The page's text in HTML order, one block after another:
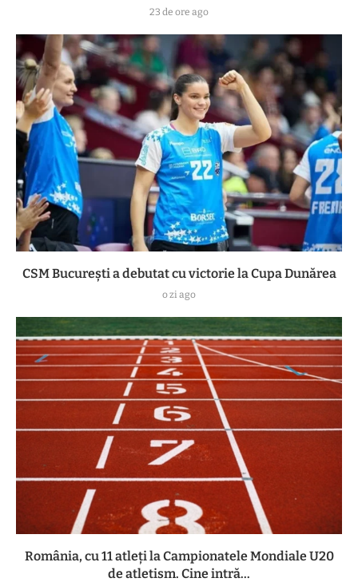
23 de ore ago
CSM București a debutat cu victorie la Cupa Dunărea
o zi ago
România, cu 11 atleți la Campionatele Mondiale U20
de atletism. Cine intră...